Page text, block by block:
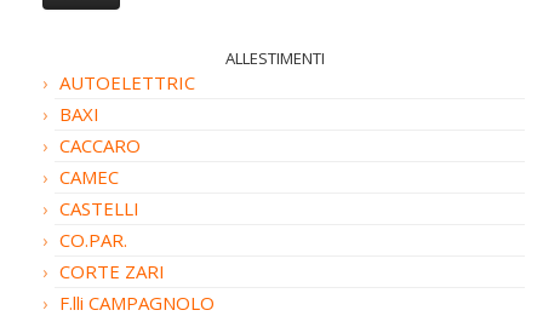
ALLESTIMENTI
AUTOELETTRIC
BAXI
CACCARO
CAMEC
CASTELLI
CO.PAR.
CORTE ZARI
F.lli CAMPAGNOLO